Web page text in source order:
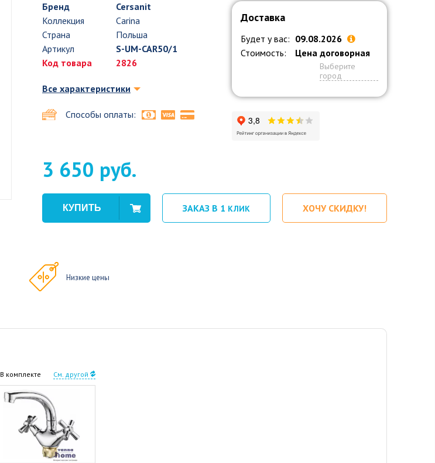
Бренд
Cersanit
Коллекция
Carina
Страна
Польша
Артикул
S-UM-CAR50/1
Код товара
2826
Все характеристики
Способы оплаты:
Доставка
Будет у вас: 09.08.2026
Стоимость:
Цена договорная
Выберите
город
3 650 руб.
ЗАКАЗ В 1 КЛИК ХОЧУ СКИДКУ!
Низкие цены
В комплекте См. другой